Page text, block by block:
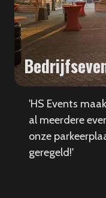
'HS Events
al meerdere
onze
geregeld!'